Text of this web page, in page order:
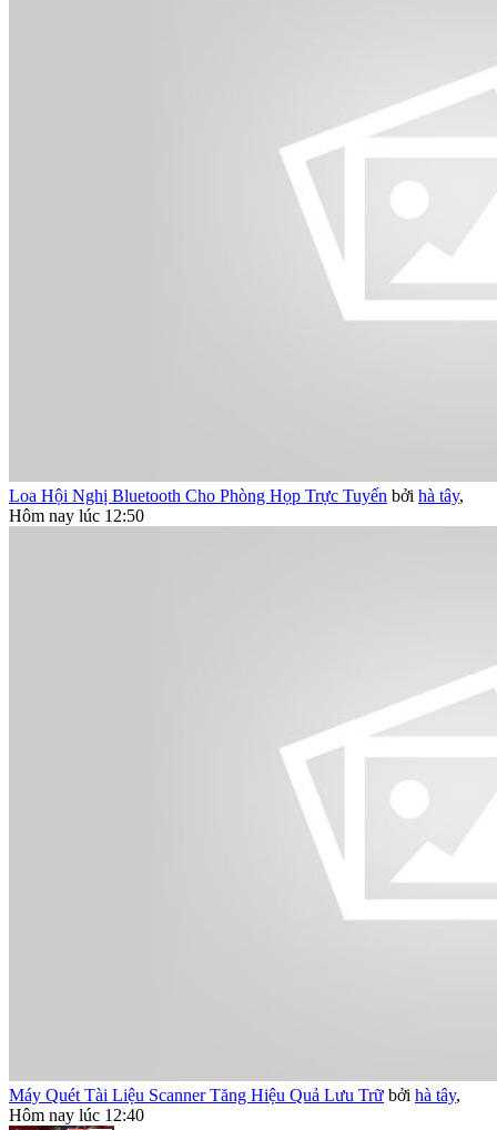
Loa Hội Nghị Bluetooth Cho Phòng Họp Trực Tuyến bởi hà tây,
Hôm nay lúc 12:50
Máy Quét Tài Liệu Scanner Tăng Hiệu Quả Lưu Trữ bởi hà tây,
Hôm nay lúc 12:40